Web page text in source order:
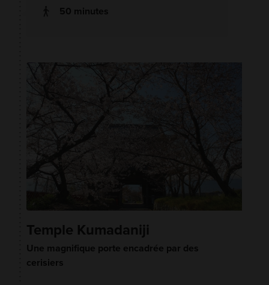
50 minutes
Temple Kumadaniji
Une magnifique porte encadrée par des
cerisiers